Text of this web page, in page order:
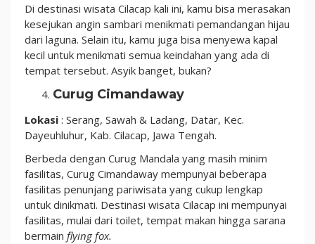
Di destinasi wisata Cilacap kali ini, kamu bisa merasakan
kesejukan angin sambari menikmati pemandangan hijau
dari laguna. Selain itu, kamu juga bisa menyewa kapal
kecil untuk menikmati semua keindahan yang ada di
tempat tersebut. Asyik banget, bukan?
Curug Cimandaway
Lokasi : Serang, Sawah & Ladang, Datar, Kec.
Dayeuhluhur, Kab. Cilacap, Jawa Tengah.
Berbeda dengan Curug Mandala yang masih minim
fasilitas, Curug Cimandaway mempunyai beberapa
fasilitas penunjang pariwisata yang cukup lengkap
untuk dinikmati. Destinasi wisata Cilacap ini mempunyai
fasilitas, mulai dari toilet, tempat makan hingga sarana
bermain flying fox.